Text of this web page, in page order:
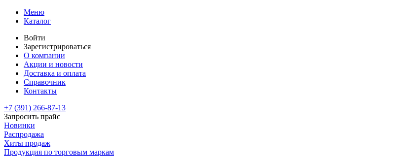
Меню
Каталог
Войти
Зарегистрироваться
О компании
Акции и новости
Доставка и оплата
Справочник
Контакты
+7 (391) 266-87-13
Запросить прайс
Новинки
Распродажа
Хиты продаж
Продукция по торговым маркам